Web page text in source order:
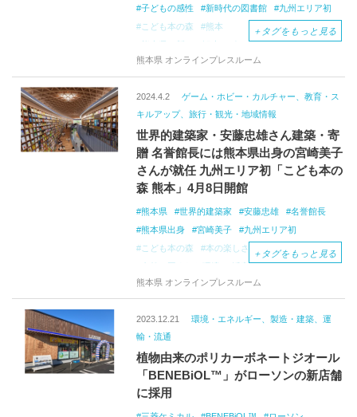
子どもの感性 新時代の図書館
九州エリア初
こども本の森
熊本
熊本県の新しい観光スポット
寄附金
熊本県立図書館
自由 ヒノキ
＋ タグをもっと見る
熊本県 オンラインプレスルーム
2024.4.2
ゲーム・ホビー・カルチャー、教育・ス
キルアップ、旅行・観光・地域情報
世界的建築家・安藤忠雄さん建築・寄
贈 名誉館長には熊本県出身の宮崎美子
さんが就任 九州エリア初「こども本の
森 熊本」4月8日開館
熊本県 世界的建築家 安藤忠雄
名誉館長
熊本県出身
宮崎美子
九州エリア初
こども本の森
本の楽しさ、豊かさ
＋ タグをもっと見る
熊本県 オンラインプレスルーム
2023.12.21
環境・エネルギー、製造・建築、運
輸・流通
植物由来のポリカーボネートジオール
「BENEBiOL™」がローソンの新店舗
に採用